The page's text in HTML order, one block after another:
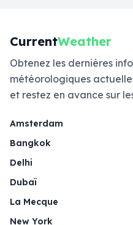
CurrentWeather
Obtenez les dernières
météorologiques
et restez en avance sur
Amsterdam
Bangkok
Delhi
Dubaï
La Mecque
New York